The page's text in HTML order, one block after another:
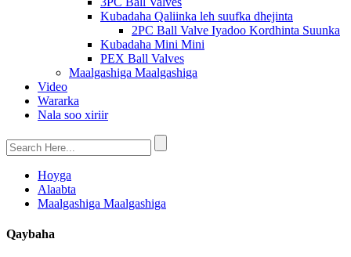
Kubadaha Qaliinka leh suufka dhejinta
2PC Ball Valve Iyadoo Kordhinta Suunka
Kubadaha Mini Mini
PEX Ball Valves
Maalgashiga Maalgashiga
Video
Wararka
Nala soo xiriir
Hoyga
Alaabta
Maalgashiga Maalgashiga
Qaybaha